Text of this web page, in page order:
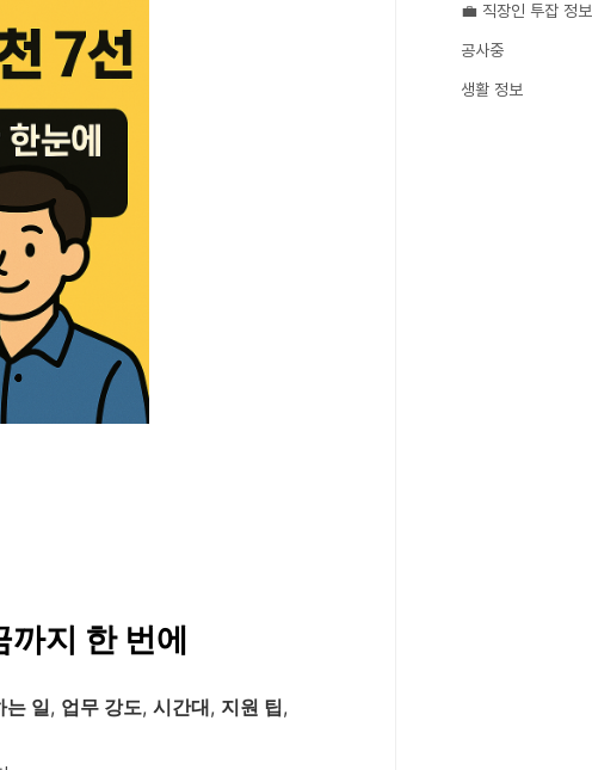
까지 한 번에
는 일, 업무 강도, 시간대, 지원 팁,
💼 직장인 투잡 정보
공사중
생활 정보